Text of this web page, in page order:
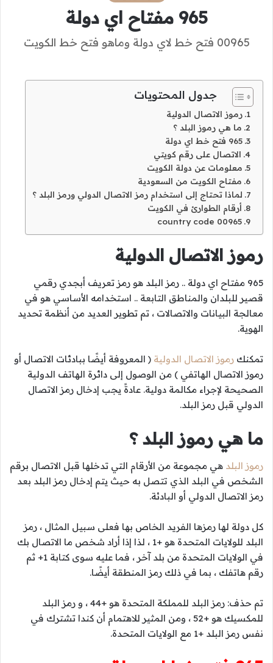
965 مفتاح اي دولة
00965 فتح خط لاي دولة وماهو فتح خط الكويت
جدول المحتويات
رموز الاتصال الدولية
ما هي رموز البلد ؟
965 فتح خط اي دولة
الاتصال على رقم كويتي
معلومات عن دولة الكويت
مفتاح الكويت من السعودية
لماذا تحتاج إلى استخدام رمز الاتصال الدولي ورمز البلد ؟
أرقام الطوارئ في الكويت
00965 country code
رموز الاتصال الدولية
965 مفتاح اي دولة .. رمز البلد هو رمز تعريف أبجدي رقمي
قصير للبلدان والمناطق التابعة .. استخدامه الأساسي هو في
معالجة البيانات والاتصالات ، تم تطوير العديد من أنظمة تحديد
الهوية.
تمكنك رموز الاتصال الدولية ( المعروفة أيضًا ببادئات الاتصال أو
رموز الاتصال الهاتفي ) من الوصول إلى دائرة الهاتف الدولية
الصحيحة لإجراء مكالمة دولية. عادةً يجب إدخال رمز الاتصال
الدولي قبل رمز البلد.
ما هي رموز البلد ؟
رموز البلد هي مجموعة من الأرقام التي تدخلها قبل الاتصال برقم
الشخص في البلد الذي تتصل به حيث يتم إدخال رمز البلد بعد
رمز الاتصال الدولي أو البادئة.
كل دولة لها رمزها الفريد الخاص بها فعلى سبيل المثال ، رمز
البلد للولايات المتحدة هو +1 ، لذا إذا أراد شخص ما الاتصال بك
في الولايات المتحدة من بلد آخر ، فما عليه سوى كتابة 1+ ثم
رقم هاتفك ، بما في ذلك رمز المنطقة أيضًا.
تم حذف: رمز البلد للمملكة المتحدة هو +44 ، و رمز البلد
للمكسيك هو +52 ، ومن المثير للاهتمام أن كندا تشترك في
نفس رمز البلد +1 مع الولايات المتحدة.